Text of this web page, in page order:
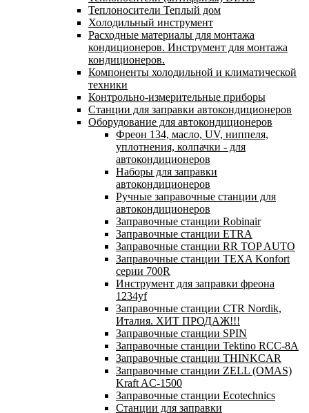
Теплоносители Теплый дом
Холодильный инструмент
Расходные материалы для монтажа
кондиционеров. Инструмент для монтажа
кондиционеров.
Компоненты холодильной и климатической
техники
Контрольно-измерительные приборы
Станции для заправки автокондиционеров
Оборудование для автокондиционеров
Фреон 134, масло, UV, ниппеля,
уплотнения, колпачки - для
автокондиционеров
Наборы для заправки
автокондиционеров
Ручные заправочные станции для
автокондиционеров
Заправочные станции Robinair
Заправочные станции ETRA
Заправочные станции RR TOP AUTO
Заправочные станции TEXA Konfort
серии 700R
Инструмент для заправки фреона
1234yf
Заправочные станции CTR Nordik,
Италия. ХИТ ПРОДАЖ!!!
Заправочные станции SPIN
Заправочные станции Tektino RCC-8A
Заправочные станции THINKCAR
Заправочные станции ZELL (OMAS)
Kraft AC-1500
Заправочные станции Ecotechnics
Станции для заправки